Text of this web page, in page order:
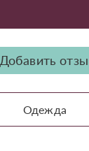
Добавить
Одежда